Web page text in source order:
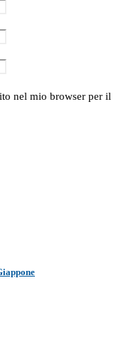
nel mio browser per il